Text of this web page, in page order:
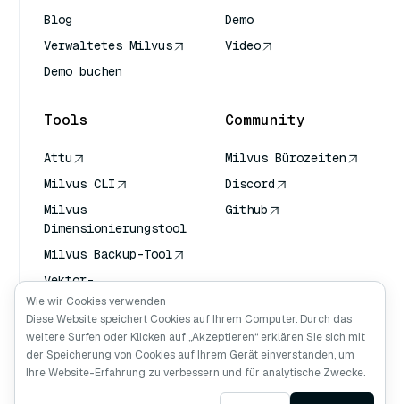
Blog
Verwaltetes Milvus
Demo buchen
Demo
Video
Tools
Attu
Milvus CLI
Milvus
Dimensionierungstool
Milvus Backup-Tool
Vektor-
Transportdienst
(VTS)
Deep Searcher
Claude Kontext
Community
Milvus Bürozeiten
Discord
Github
Wie wir Cookies verwenden
Diese Website speichert Cookies auf Ihrem Computer. Durch das
weitere Surfen oder Klicken auf „Akzeptieren“ erklären Sie sich mit
der Speicherung von Cookies auf Ihrem Gerät einverstanden, um
Ihre Website-Erfahrung zu verbessern und für analytische Zwecke.